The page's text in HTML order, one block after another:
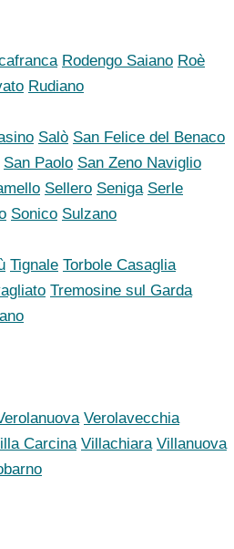
Rodengo Saiano Roè
Rudiano
Salò San Felice del Benaco
San Paolo San Zeno Naviglio
Sellero Seniga Serle
Sonico Sulzano
Tignale Torbole Casaglia
Tremosine sul Garda
Verolavecchia
Carcina Villachiara Villanuova